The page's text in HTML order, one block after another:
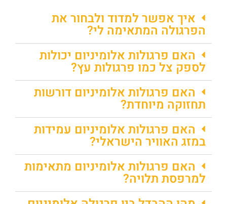
איך אפשר למדוד ולבחור את
הפרגולה המתאימה לי?
האם פרגולות אלומיניום יכולות
לספק צל כמו פרגולות עץ?
האם פרגולות אלומיניום דורשות
תחזוקה מיוחדת?
האם פרגולות אלומיניום עמידות
במזג האוויר הישראלי?
האם פרגולות אלומיניום מתאימות
למרפסת תלויה?